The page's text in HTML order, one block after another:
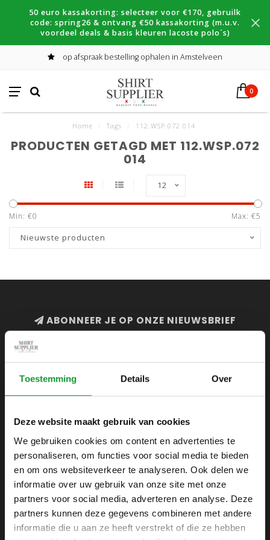
Toestemming Details Over
Deze website maakt gebruik van cookies
We gebruiken cookies om content en advertenties te
personaliseren, om functies voor social media te bieden
en om ons websiteverkeer te analyseren. Ook delen we
informatie over uw gebruik van onze site met onze
partners voor social media, adverteren en analyse. Deze
partners kunnen deze gegevens combineren met andere
informatie die u aan ze heeft verstrekt of die ze hebben
50 euro kassakorting: selecteer voor €170, gebruilk
code: spring26 & ontvang €50 kassakorting (m.u.v.
voordeel deals & basis kleuren lacoste polo´s)
op afspraak bestelling ophalen in Amstelveen
0
Home Tags 112.WSP.072 014
PRODUCTEN GETAGD MET 112.WSP.072
014
12
Min: €0 Max: €5
Nieuwste producten
ABONNEER JE OP ONZE NIEUWSBRIEF
SHIRTSUPPLIER.NL
Webshop voor mannen
Zijlijnstraat 24
1433 DC
Kudelstaart
+31 6 42 52 32 80